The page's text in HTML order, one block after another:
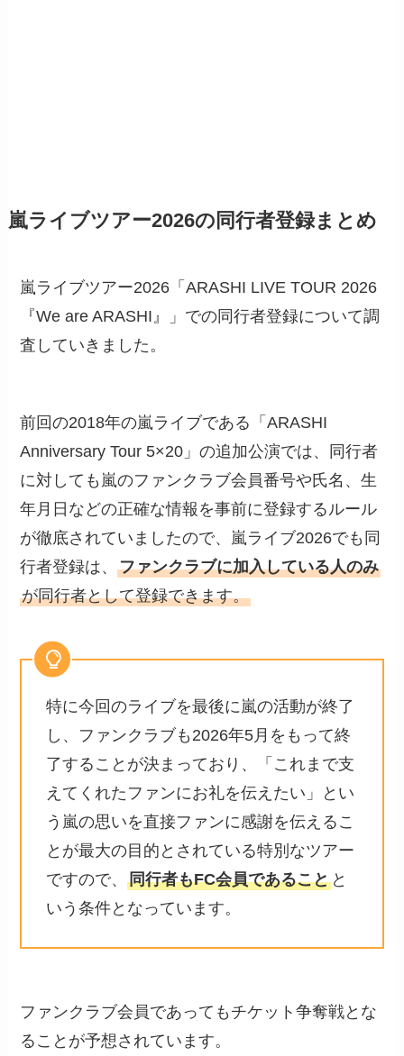
嵐ライブツアー2026の同行者登録まとめ
嵐ライブツアー2026「ARASHI LIVE TOUR 2026
『We are ARASHI』」での同行者登録について調
査していきました。
前回の2018年の嵐ライブである「ARASHI
Anniversary Tour 5×20」の追加公演では、同行者
に対しても嵐のファンクラブ会員番号や氏名、生
年月日などの正確な情報を事前に登録するルール
が徹底されていましたので、嵐ライブ2026でも同
行者登録は、ファンクラブに加入している人のみ
が同行者として登録できます。
特に今回のライブを最後に嵐の活動が終了
し、ファンクラブも2026年5月をもって終
了することが決まっており、「これまで支
えてくれたファンにお礼を伝えたい」とい
う嵐の思いを直接ファンに感謝を伝えるこ
とが最大の目的とされている特別なツアー
ですので、同行者もFC会員であること と
いう条件となっています。
ファンクラブ会員であってもチケット争奪戦とな
ることが予想されています。